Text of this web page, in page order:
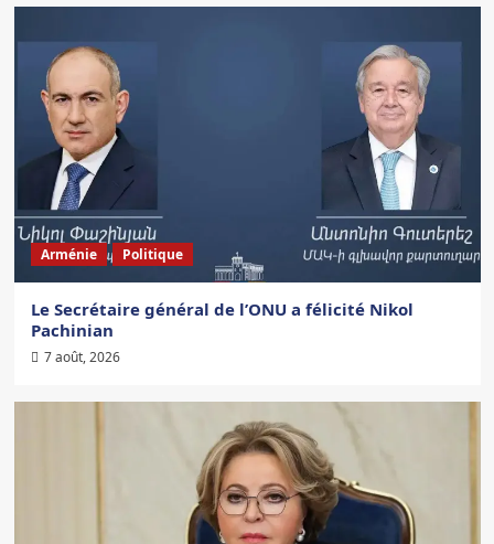
Arménie Politique
Le Secrétaire général de l’ONU a félicité Nikol
Pachinian
7 août, 2026